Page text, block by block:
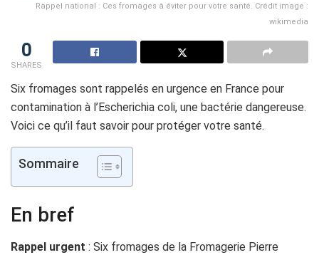
Rappel national : Ces fromages à éviter pour votre santé. Crédit image :
wikimedia
0
SHARES
Six fromages sont rappelés en urgence en France pour
contamination à l’Escherichia coli, une bactérie dangereuse.
Voici ce qu’il faut savoir pour protéger votre santé.
Sommaire
En bref
Rappel urgent : Six fromages de la Fromagerie Pierre